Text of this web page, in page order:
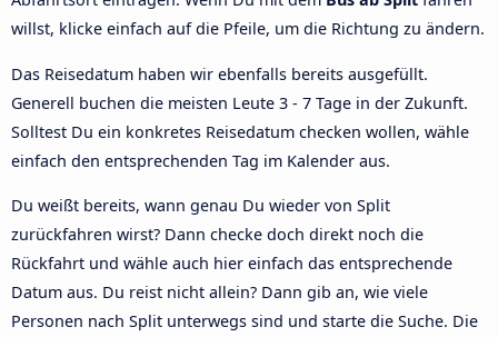
willst, klicke einfach auf die Pfeile, um die Richtung zu ändern.
Das Reisedatum haben wir ebenfalls bereits ausgefüllt.
Generell buchen die meisten Leute 3 - 7 Tage in der Zukunft.
Solltest Du ein konkretes Reisedatum checken wollen, wähle
einfach den entsprechenden Tag im Kalender aus.
Du weißt bereits, wann genau Du wieder von Split
zurückfahren wirst? Dann checke doch direkt noch die
Rückfahrt und wähle auch hier einfach das entsprechende
Datum aus. Du reist nicht allein? Dann gib an, wie viele
Personen nach Split unterwegs sind und starte die Suche. Die